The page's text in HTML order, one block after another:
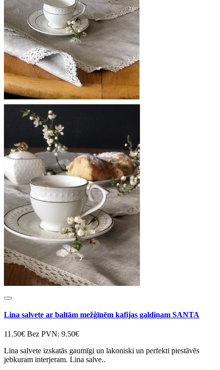
Lina salvete ar baltām mežģīnēm kafijas galdiņam SANTA
11.50€ Bez PVN: 9.50€
Lina salvete izskatās gaumīgi un lakoniski un perfekti piestāvēs
jebkuram interjeram. Lina salve..